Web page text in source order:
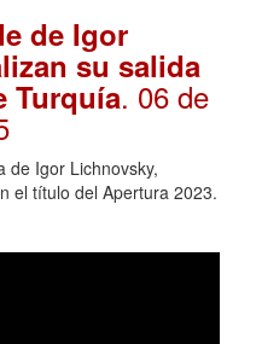
de Igor
su salida
Turquía. 06 de
de Igor Lichnovsky,
el título del Apertura 2023.